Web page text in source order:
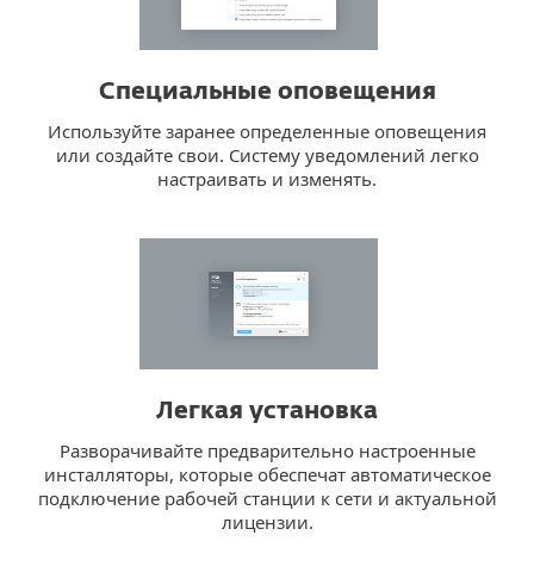
Специальные оповещения
Используйте заранее определенные оповещения
или создайте свои. Систему уведомлений легко
настраивать и изменять.
Легкая установка
Разворачивайте предварительно настроенные
инсталляторы, которые обеспечат автоматическое
подключение рабочей станции к сети и актуальной
лицензии.